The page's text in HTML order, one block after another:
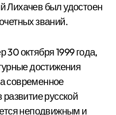
Лихачев был удостоен
званий.
октября 1999 года,
достижения
современное
русской
неподвижным и